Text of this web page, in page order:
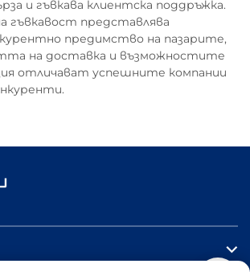
и гъвкава клиентска поддръжка.
гъвкавост представлява
предимство на пазарите,
на доставка и възможностите
отличават успешните компании